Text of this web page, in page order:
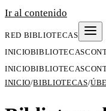
Ir al contenido
RED BIBLIOTECAS
INICIOBIBLIOTECAS
INICIOBIBLIOTECAS
INICIO/BIBLIOTECAS/